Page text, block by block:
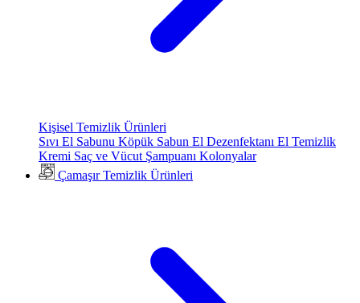
Kişisel Temizlik Ürünleri
Sıvı El Sabunu Köpük Sabun El Dezenfektanı El Temizlik
Kremi Saç ve Vücut Şampuanı Kolonyalar
Çamaşır Temizlik Ürünleri